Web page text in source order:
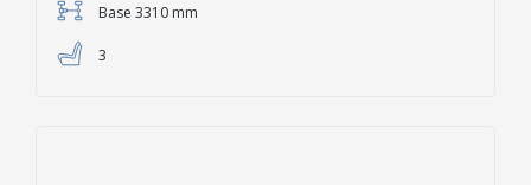
Base 3310 mm
3